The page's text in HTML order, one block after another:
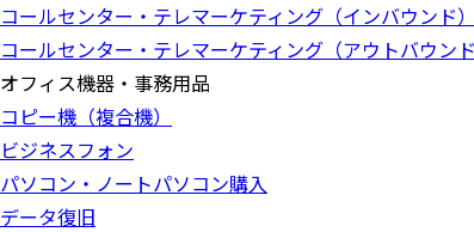
コールセンター・テレマーケティング（インバウンド）
コールセンター・テレマーケティング（アウトバウンド
オフィス機器・事務用品
コピー機（複合機）
ビジネスフォン
パソコン・ノートパソコン購入
データ復旧